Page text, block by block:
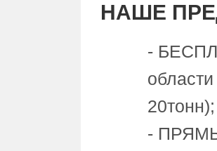
НАШЕ
-
20тонн);
-